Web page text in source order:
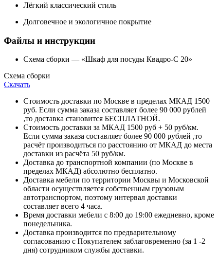
Лёгкий классический стиль
Долговечное и экологичное покрытие
Файлы и инструкции
Схема сборки — «Шкаф для посуды Квадро-С 20»
Схема сборки
Скачать
Стоимость доставки по Москве в пределах МКАД 1500
руб. Если сумма заказа составляет более 90 000 рублей
,то доставка становится БЕСПЛАТНОЙ.
Стоимость доставки за МКАД 1500 руб + 50 руб/км.
Если сумма заказа составляет более 90 000 рублей ,то
расчёт производиться по расстоянию от МКАД до места
доставки из расчёта 50 руб/км.
Доставка до транспортной компании (по Москве в
пределах МКАД) абсолютно бесплатно.
Доставка мебели по территории Москвы и Московской
области осуществляется собственным грузовым
автотранспортом, поэтому интервал доставки
составляет всего 4 часа.
Время доставки мебели с 8:00 до 19:00 ежедневно, кроме
понедельника.
Доставка производится по предварительному
согласованию с Покупателем заблаговременно (за 1 -2
дня) сотрудником службы доставки.